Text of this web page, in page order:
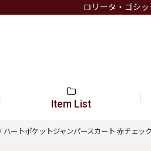
ロリータ・ゴシ
Item List
ートポケットジャンパースカート 赤チェッ